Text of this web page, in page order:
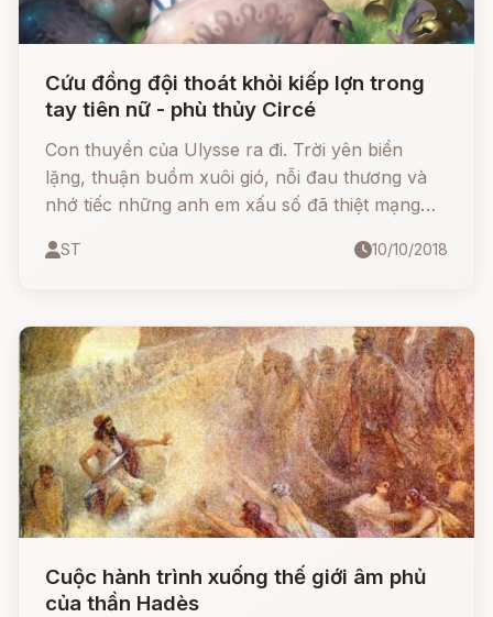
Cứu đồng đội thoát khỏi kiếp lợn trong
tay tiên nữ - phù thủy Circé
Con thuyền của Ulysse ra đi. Trời yên biển
lặng, thuận buồm xuôi gió, nỗi đau thương và
nhớ tiếc những anh em xấu số đã thiệt mạng
ST 10/10/2018
Cuộc hành trình xuống thế giới âm phủ
của thần Hadès